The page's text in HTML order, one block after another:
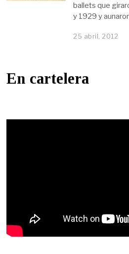
ballets que
y 1929 y
25 abril, 2012
En cartelera